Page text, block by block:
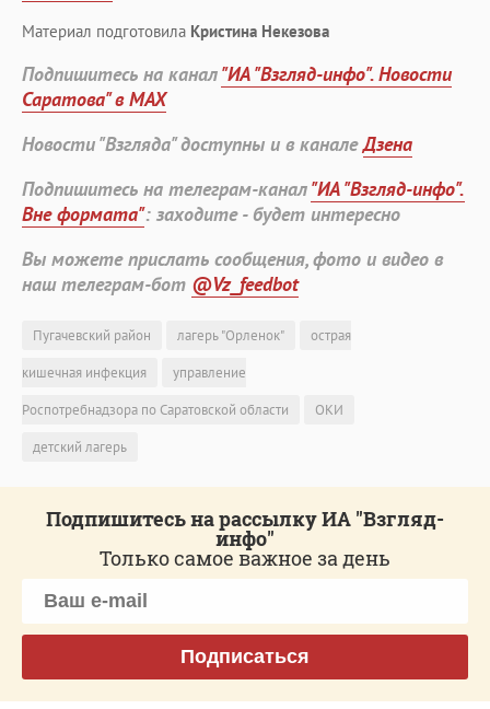
Материал подготовила Кристина Некезова
Подпишитесь на канал"ИА "Взгляд-инфо". Новости
Саратова" в MAX
Новости "Взгляда" доступны и в каналеДзена
Подпишитесь на телеграм-канал"ИА "Взгляд-инфо".
Вне формата": заходите - будет интересно
Вы можете прислать сообщения, фото и видео в
наш телеграм-бот @Vz_feedbot
Пугачевский район лагерь "Орленок"
острая
кишечная инфекция
управление
Роспотребнадзора по Саратовской области
ОКИ
детский лагерь
Подпишитесь на рассылку ИА "Взгляд-
инфо"
Только самое важное за день
Подписаться